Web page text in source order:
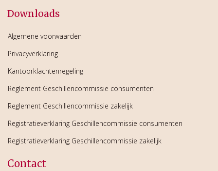
Downloads
Algemene voorwaarden
Privacyverklaring
Kantoorklachtenregeling
Reglement Geschillencommissie consumenten
Reglement Geschillencommissie zakelijk
Registratieverklaring Geschillencommissie consumenten
Registratieverklaring Geschillencommissie zakelijk
Contact